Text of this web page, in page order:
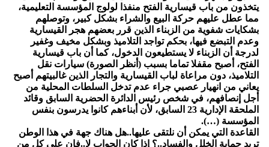
يتخذون من باب قيسارية الفتح منفذا لولوج المؤسسة التعليمية،
مما عطل عليهم حركة البيع والشراء بشكل كبير، وتوصلهم
بشكايات شفوية من الزبناء الذين قرر بعضهم هجر القيسارية
وعدم التبضع فيها، بحكم تواجد التلاميذ وبشكل مخيف وغفير
لدرجة أن الزبناء لا يستطيعون الدخول، كما أن باب قيسارية
الفتح، أصبح مقفلا تماما بسبب (أنظر الصورة) سيارات نقل
التلاميذ، دون مراعاة لباب القيسارية والتجار الذين غالبيتهم أصبح
يعاني من انهيار عصبي جراء عدم تدخل السلطات المحلية من
أجل إنصافهم، في شخص رئيس الدائرة الحضرية السابق وقائد
الملحقة الإدارية 23 السابق، لأن أبناءهم كانوا يدرسون بنفس
المؤسسة (…).
القاعدة التي يمكن أن نلتقى عليها..هل هناك جهة في هذا الوطن
تريد حماية الخلل والفساد..؟ إذا كان الجواب لا..فإن على كل من